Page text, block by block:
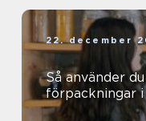
22. december
Så använder
förpackningar